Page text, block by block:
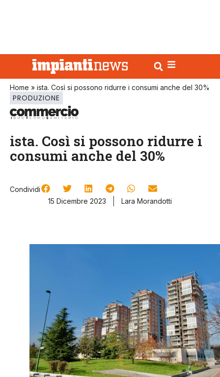
Home » ista. Così si possono ridurre i consumi anche del 30%
PRODUZIONE
ista. Così si possono ridurre i
consumi anche del 30%
Condividi
15 Dicembre 2023
Lara Morandotti